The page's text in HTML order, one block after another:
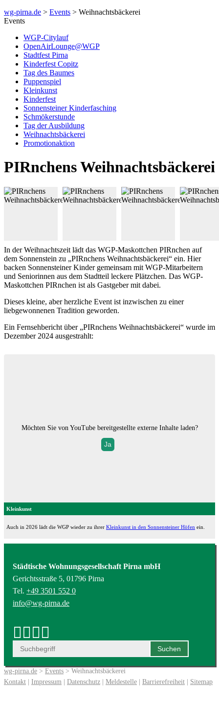
wg-pirna.de > Events > Weihnachtsbäckerei
Events
WGP-Citylauf
OpenAirLounge@WGP
Stadtfest Pirna
Kinderfest Copitz
Tag des Baumes
Puppenspiel
Kleinkunst
Kinderfest
Sonnensteiner Kinderfasching
Schmökerstunde
Tag der Ausbildung
Weihnachtsbäckerei
Promotionaktion
PIRnchens Weihnachtsbäckerei
In der Weihnachtszeit lädt das WGP-Maskottchen PIRnchen auf
dem Sonnenstein zu „PIRnchens Weihnachtsbäckerei“ ein. Hier
backen Sonnensteiner Kinder gemeinsam mit WGP-Mitarbeitern
und Seniorinnen aus dem Stadtteil leckere Plätzchen. Das WGP-
Maskottchen PIRnchen ist als Gastgeber mit dabei.
Dieses kleine, aber herzliche Event ist inzwischen zu einer
liebgewonnenen Tradition geworden.
Ein Fernsehbericht über „PIRnchens Weihnachtsbäckerei“ wurde im
Dezember 2024 ausgestrahlt:
Möchten Sie von YouTubebereitgestellte externe Inhalte laden?
Ja
Kleinkunst
Auch in 2026 lädt die WGP wieder zu ihrer Kleinkunst in den Sonnensteiner Höfen ein.
Städtische Wohnungsgesellschaft Pirna mbH
Gerichtsstraße 5, 01796 Pirna
Tel. +49 3501 552 0
info@wg-pirna.de
wg-pirna.de > Events > Weihnachtsbäckerei
Kontakt | Impressum | Datenschutz | Meldestelle | Barrierefreiheit | Sitemap